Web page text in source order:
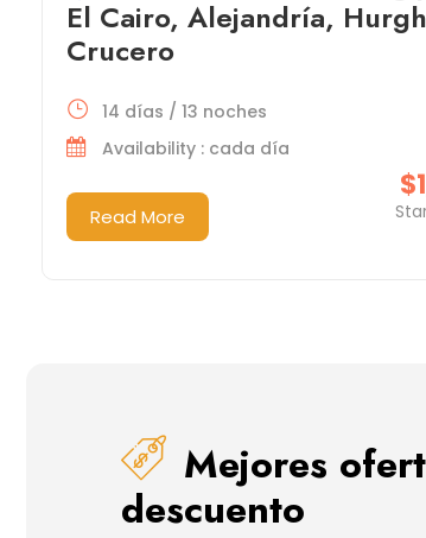
El Cairo, Alejandría,
Crucero
14 días / 13 noches
Availability : cada día
Read More
Mejores
descuento